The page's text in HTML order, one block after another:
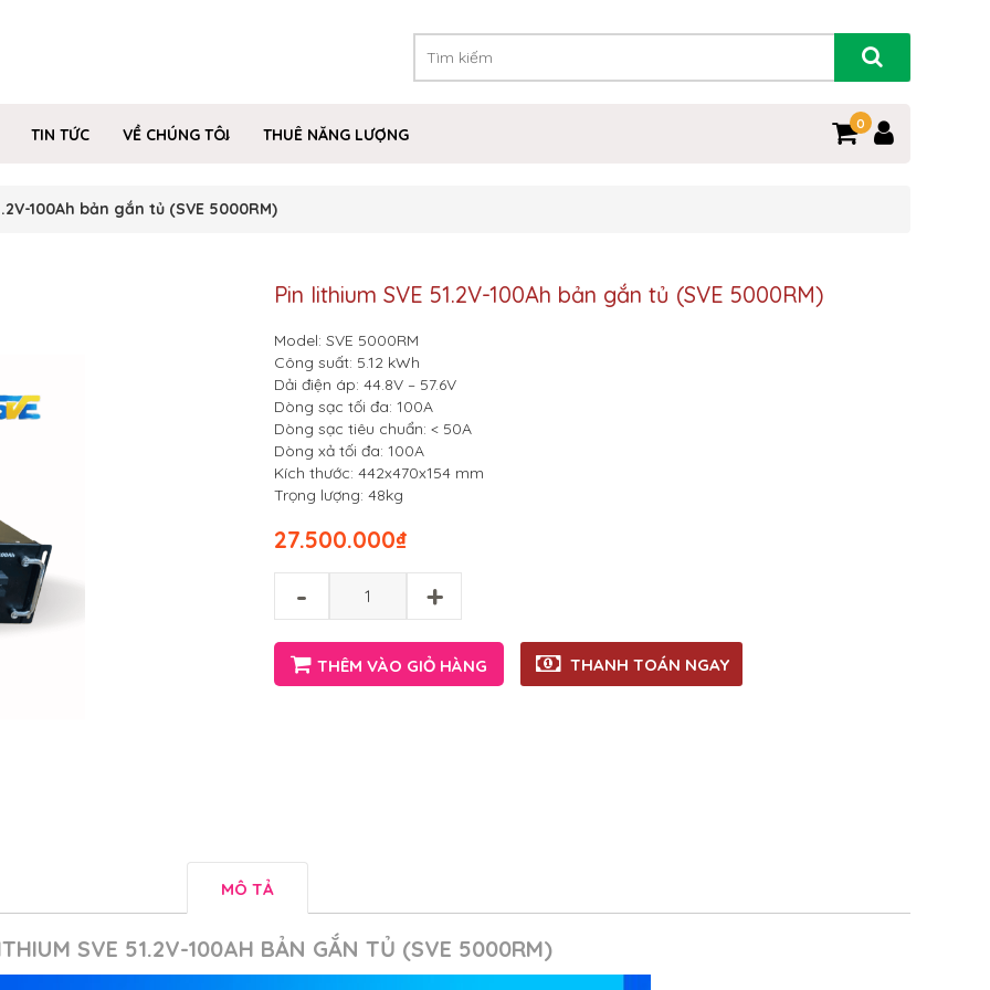
TIN TỨC VỀ CHÚNG TÔI THUÊ NĂNG LƯỢNG
0
100Ah bản gắn tủ (SVE 5000RM)
Pin lithium SVE 51.2V-100Ah bản gắn tủ (SVE 5000RM)
Model: SVE 5000RM
Công suất: 5.12 kWh
Dải điện áp: 44.8V – 57.6V
Dòng sạc tối đa: 100A
Dòng sạc tiêu chuẩn: < 50A
Dòng xả tối đa: 100A
Kích thước: 442x470x154 mm
Trọng lượng: 48kg
₫
27.500.000
- +
THÊM VÀO GIỎ HÀNG THANH TOÁN NGAY
MÔ TẢ
SVE 51.2V-100AH BẢN GẮN TỦ (SVE 5000RM)